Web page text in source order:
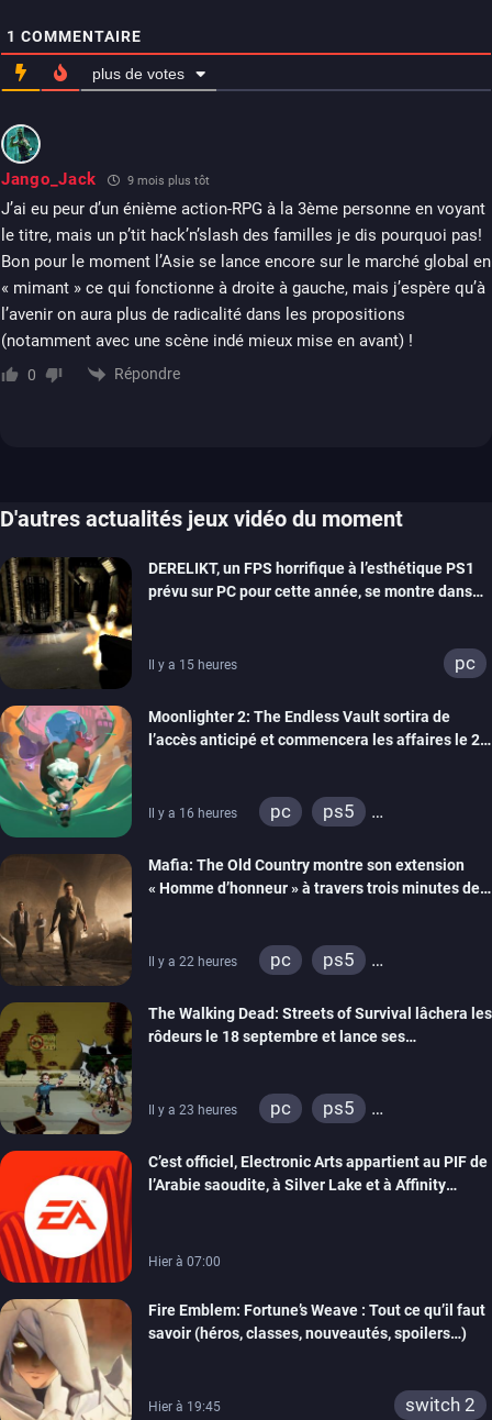
1 COMMENTAIRE
plus de votes
Jango_Jack 9 mois plus tôt
J’ai eu peur d’un énième action-RPG à la 3ème personne en voyant
le titre, mais un p’tit hack’n’slash des familles je dis pourquoi pas!
Bon pour le moment l’Asie se lance encore sur le marché global en
« mimant » ce qui fonctionne à droite à gauche, mais j’espère qu’à
l’avenir on aura plus de radicalité dans les propositions
(notamment avec une scène indé mieux mise en avant) !
0 Répondre
D'autres actualités jeux vidéo du moment
DERELIKT, un FPS horrifique à l’esthétique PS1
prévu sur PC pour cette année, se montre dans
Il y a 15 heures pc
Moonlighter 2: The Endless Vault sortira de
l’accès anticipé et commencera les affaires le 2
Il y a 16 heures pc
ps5
Mafia: The Old Country montre son extension
« Homme d’honneur » à travers trois minutes de
Il y a 22 heures pc
ps5
The Walking Dead: Streets of Survival lâchera les
rôdeurs le 18 septembre et lance ses
Il y a 23 heures pc
ps5
switch 2
C’est officiel, Electronic Arts appartient au PIF de
l’Arabie saoudite, à Silver Lake et à Affinity
Hier à 07:00
Fire Emblem: Fortune’s Weave : Tout ce qu’il faut
savoir (héros, classes, nouveautés, spoilers…)
Hier à 19:45 switch 2